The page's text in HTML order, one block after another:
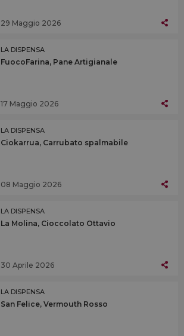
29 Maggio 2026
LA DISPENSA
FuocoFarina, Pane Artigianale
17 Maggio 2026
LA DISPENSA
Ciokarrua, Carrubato spalmabile
08 Maggio 2026
LA DISPENSA
La Molina, Cioccolato Ottavio
30 Aprile 2026
LA DISPENSA
San Felice, Vermouth Rosso